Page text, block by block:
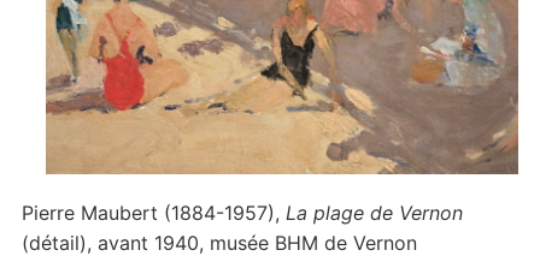
Pierre Maubert (1884-1957), La plage de Vernon
(détail), avant 1940, musée BHM de Vernon